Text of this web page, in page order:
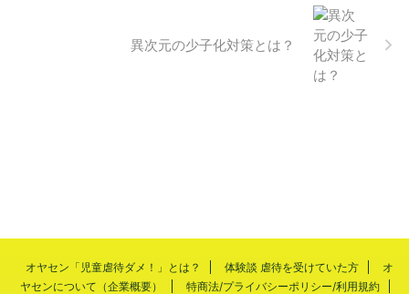
異次元の少子化対策とは？
オヤセン「児童虐待ダメ！」とは？ 体験談 虐待を受けていた方
オ
ヤセンについて（企業概要）
特商法/プライバシーポリシー/利用規約